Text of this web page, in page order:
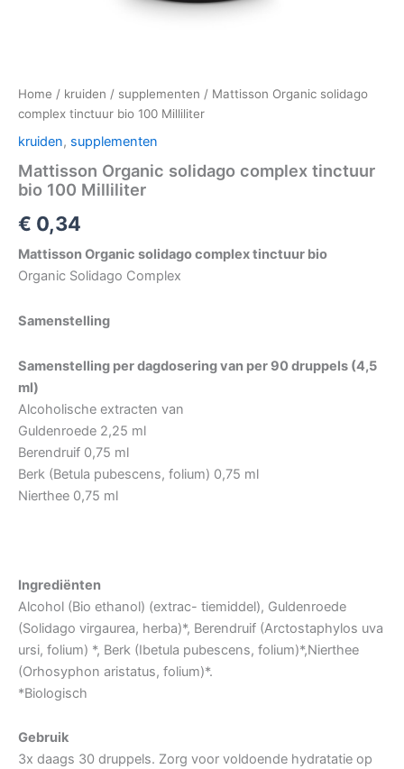
Home / kruiden / supplementen / Mattisson Organic solidago
complex tinctuur bio 100 Milliliter
kruiden, supplementen
Mattisson Organic solidago complex tinctuur
bio 100 Milliliter
€ 0,34
Mattisson Organic solidago complex tinctuur bio
Organic Solidago Complex
Samenstelling
Samenstelling per dagdosering van per 90 druppels (4,5
ml)
Alcoholische extracten van
Guldenroede 2,25 ml
Berendruif 0,75 ml
Berk (Betula pubescens, folium) 0,75 ml
Nierthee 0,75 ml
Ingrediënten
Alcohol (Bio ethanol) (extrac- tiemiddel), Guldenroede
(Solidago virgaurea, herba)*, Berendruif (Arctostaphylos uva
ursi, folium) *, Berk (Ibetula pubescens, folium)*,Nierthee
(Orhosyphon aristatus, folium)*.
*Biologisch
Gebruik
3x daags 30 druppels. Zorg voor voldoende hydratatie op